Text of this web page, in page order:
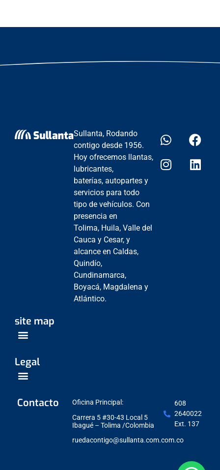
Sullanta, Rodando
contigo desde 1956.
Hoy ofrecemos llantas,
lubricantes,
baterías, autopartes y
servicios para todo
tipo de vehículos. Con
presencia en
Tolima, Huila, Valle del
Cauca y Cesar, y
alcance en Caldas,
Quindío,
Cundinamarca,
Boyacá, Magdalena y
Atlántico.
site map
Legal
Contacto
Oficina Principal:
Carrera 5 #30-43 Local 5
Ibagué – Tolima /Colombia
ruedacontigo@sullanta.com.com.co
608
2640022
Ext. 137